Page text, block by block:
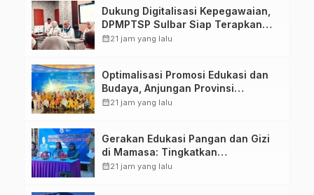
Dukung Digitalisasi Kepegawaian,
DPMPTSP Sulbar Siap Terapkan
Aplikasi FLEKSI ASN
calendar_month21 jam yang lalu
Optimalisasi Promosi Edukasi dan
Budaya, Anjungan Provinsi
Sulawesi Barat Perkuat Kolaborasi
calendar_month21 jam yang lalu
Gerakan Edukasi Pangan dan Gizi
di Mamasa: Tingkatkan
Pengetahuan dan Keterampilan
calendar_month21 jam yang lalu